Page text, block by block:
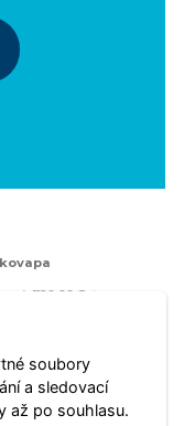
4, 720 00 Ostrava
nebo jeho částí je
obvodu Hrabová.
OVANET a.s.
soubory
a sledovací
až po souhlasu.